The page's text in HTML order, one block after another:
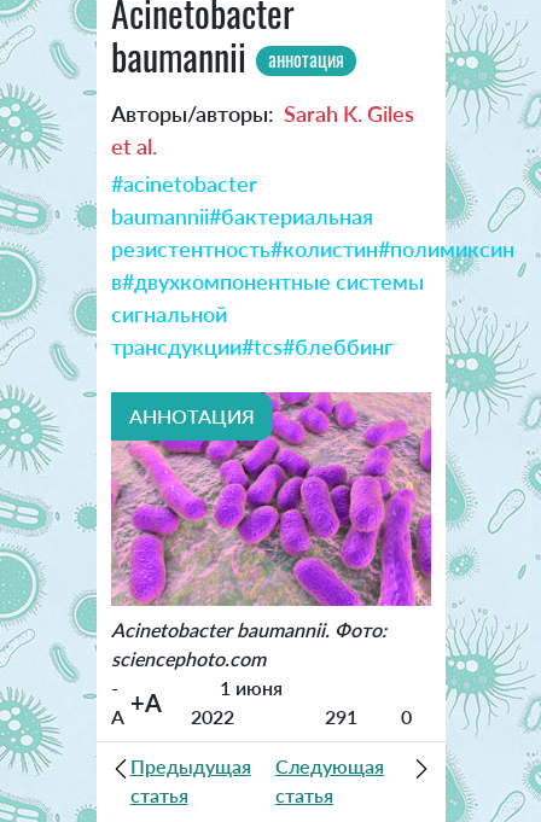
Acinetobacter
baumannii
аннотация
Авторы/авторы: Sarah K. Giles
et al.
#acinetobacter
baumannii#бактериальная
резистентность#колистин#полимиксин
в#двухкомпонентные системы
сигнальной
трансдукции#tcs#блеббинг
АННОТАЦИЯ
Acinetobacter baumannii. Фото:
sciencephoto.com
-
A +A
1 июня
2022
291 0
Предыдущая
статья
Следующая
статья